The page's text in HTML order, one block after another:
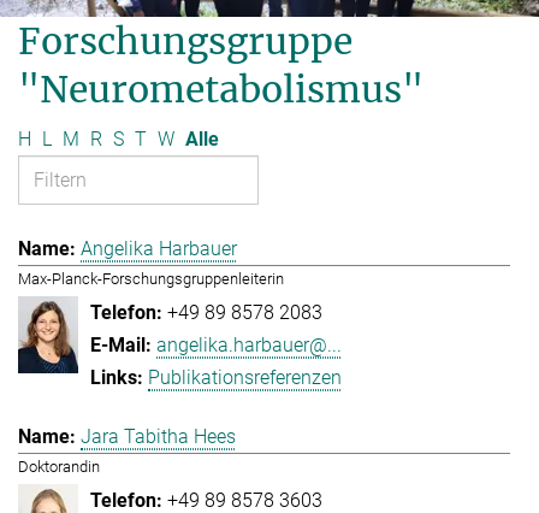
Forschungsgruppe
"Neurometabolismus"
H L M R S T W Alle
Angelika Harbauer
Max-Planck-Forschungsgruppenleiterin
+49 89 8578 2083
angelika.harbauer@...
Publikationsreferenzen
Jara Tabitha Hees
Doktorandin
+49 89 8578 3603